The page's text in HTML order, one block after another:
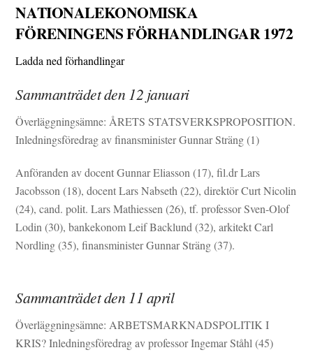
NATIONALEKONOMISKA
FÖRENINGENS FÖRHANDLINGAR 1972
Ladda ned förhandlingar
Sammanträdet den 12 januari
Överläggningsämne: ÅRETS STATSVERKSPROPOSITION.
Inledningsföredrag av finansminister Gunnar Sträng (1)
Anföranden av docent Gunnar Eliasson (17), fil.dr Lars
Jacobsson (18), docent Lars Nabseth (22), direktör Curt Nicolin
(24), cand. polit. Lars Mathiessen (26), tf. professor Sven-Olof
Lodin (30), bankekonom Leif Backlund (32), arkitekt Carl
Nordling (35), finansminister Gunnar Sträng (37).
Sammanträdet den 11 april
Överläggningsämne: ARBETSMARKNADSPOLITIK I
KRIS? Inledningsföredrag av professor Ingemar Ståhl (45)